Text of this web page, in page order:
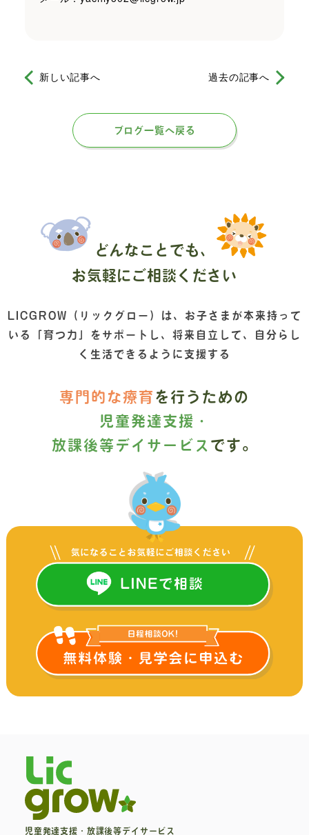
新しい記事へ 過去の記事へ
ブログ一覧へ戻る
どんなことでも、
お気軽にご相談ください
LICGROW（リックグロー）は、 お子さまが本来持って
いる「育つ力」をサポートし、 将来自立して、自分らし
く生活できるように支援する
専門的な療育 を行うための
児童発達支援・
放課後等デイサービス です。
児童発達支援・放課後等デイサービス